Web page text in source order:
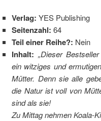
Verlag:YES Publishing
Seitenzahl: 64
Teil einer Reihe?: Nein
Inhalt: „Dieser
ein witziges und
Mütter. Denn sie alle
die Natur ist voll von
sind als sie!
Zu Mittag nehmen Koala-